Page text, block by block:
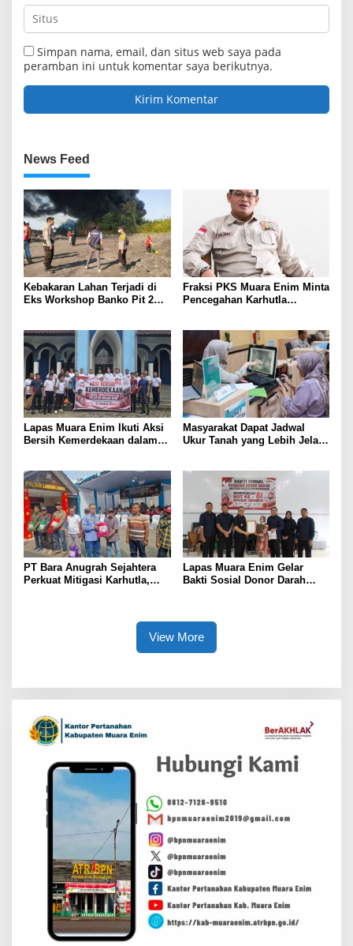
Simpan nama, email, dan situs web saya pada
peramban ini untuk komentar saya berikutnya.
News Feed
Kebakaran Lahan Terjadi di
Eks Workshop Banko Pit 2
Fraksi PKS Muara Enim Minta
Pencegahan Karhutla
Lapas Muara Enim Ikuti Aksi
Bersih Kemerdekaan dalam
Masyarakat Dapat Jadwal
Ukur Tanah yang Lebih Jelas
PT Bara Anugrah Sejahtera
Perkuat Mitigasi Karhutla,
Lapas Muara Enim Gelar
Bakti Sosial Donor Darah
View More